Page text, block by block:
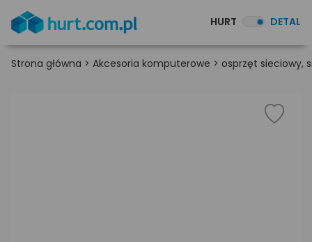
HURT DETAL
Strona główna > Akcesoria komputerowe > osprzęt sieciowy,